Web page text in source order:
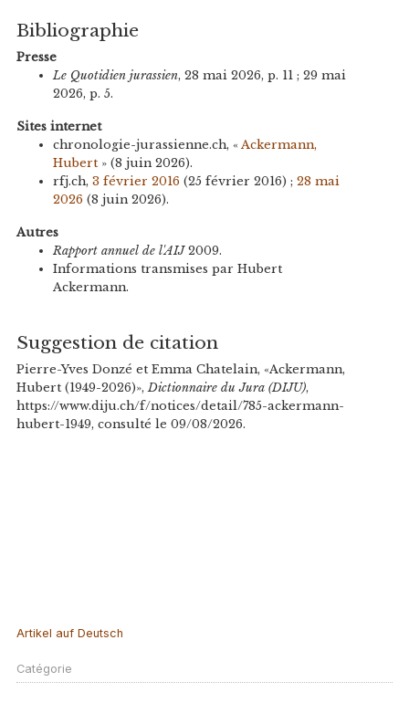
Bibliographie
Presse
Le Quotidien jurassien, 28 mai 2026, p. 11 ; 29 mai
2026, p. 5.
Sites internet
chronologie-jurassienne.ch, « Ackermann,
Hubert» (8 juin 2026).
rfj.ch, 3 février 2016(25 février 2016) ; 28 mai
2026(8 juin 2026).
Autres
Rapport annuel de l'AIJ2009.
Informations transmises par Hubert
Ackermann.
Suggestion de citation
Pierre-Yves Donzé et Emma Chatelain, «Ackermann,
Hubert (1949-2026)», Dictionnaire du Jura (DIJU),
https://www.diju.ch/f/notices/detail/785-ackermann-
hubert-1949, consulté le 09/08/2026.
Artikel auf Deutsch
Catégorie